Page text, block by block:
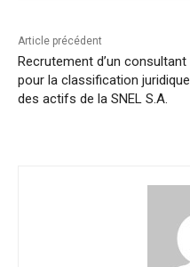
Article précédent
Recrutement d’un consultant
pour la classification juridique
des actifs de la SNEL S.A.